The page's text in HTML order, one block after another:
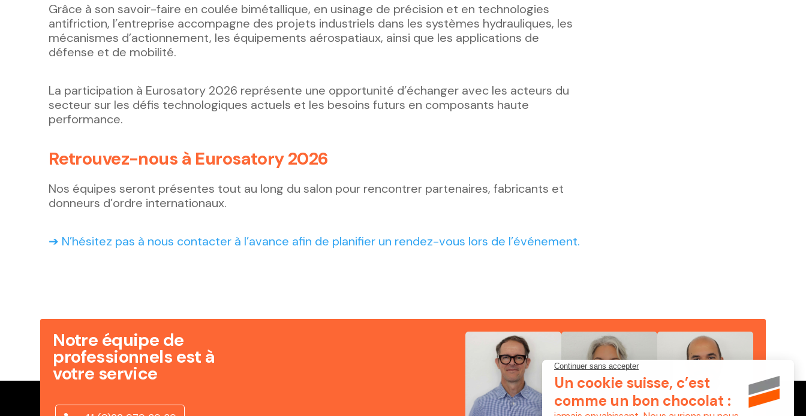
Grâce à son savoir-faire en coulée bimétallique, en usinage de précision et en technologies
antifriction, l’entreprise accompagne des projets industriels dans les systèmes hydrauliques, les
mécanismes d’actionnement, les équipements aérospatiaux, ainsi que les applications de
défense et de mobilité.
La participation à Eurosatory 2026 représente une opportunité d’échanger avec les acteurs du
secteur sur les défis technologiques actuels et les besoins futurs en composants haute
performance.
Retrouvez-nous à Eurosatory 2026
Nos équipes seront présentes tout au long du salon pour rencontrer partenaires, fabricants et
donneurs d’ordre internationaux.
➔ N’hésitez pas à nous contacter à l’avance afin de planifier un rendez-vous lors de l’événement.
Notre équipe de
professionnels est à
votre service